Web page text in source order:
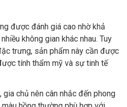
được đánh giá cao nhờ khả
không gian khác nhau. Tuy
trưng, sản phẩm này cần được
tính thẩm mỹ và sự tinh tế
chủ nên cân nhắc đến phong